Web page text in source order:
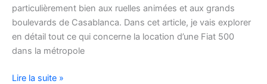
particulièrement bien aux ruelles animées et aux grands
boulevards de Casablanca. Dans cet article, je vais explorer
en détail tout ce qui concerne la location d’une Fiat 500
dans la métropole
Voyager
Lire la suite »